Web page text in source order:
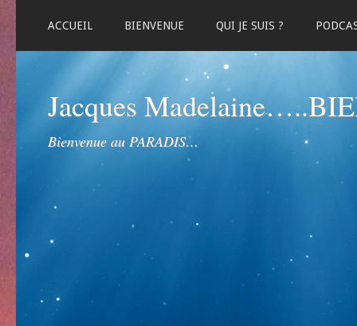
ACCUEIL BIENVENUE QUI JE SUIS ?
Jacques
Bienvenue au PARADIS…